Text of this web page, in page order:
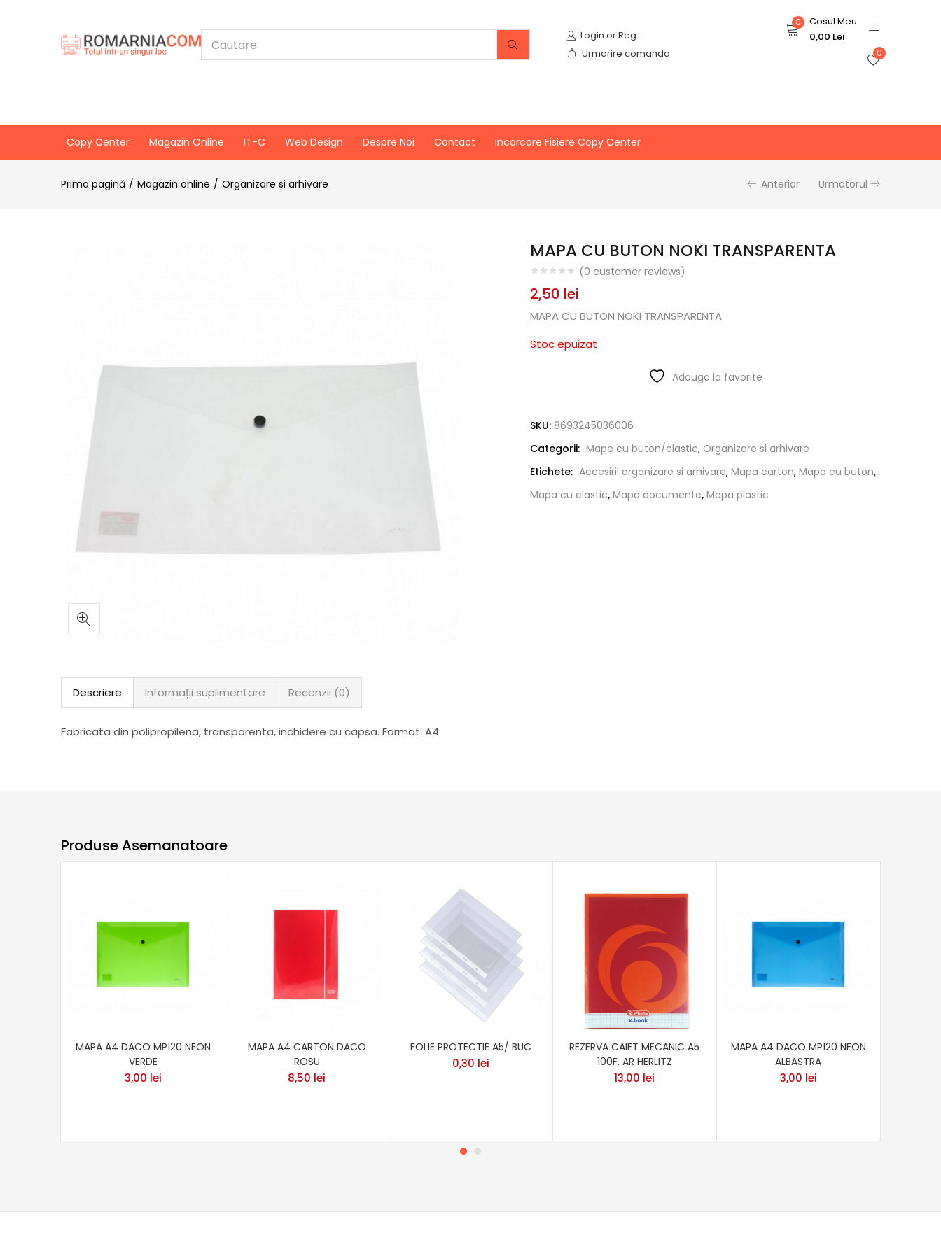
Login or Register
Urmarire comanda
0
Cosul Meu
0,00 Lei
0
Copy Center Magazin Online IT-C Web Design Despre Noi Contact Incarcare Fisiere Copy Center
Prima pagină Magazin online Organizare si arhivare Anterior Urmatorul
MAPA CU BUTON NOKI TRANSPARENTA
(0 customer reviews)
2,50 lei
MAPA CU BUTON NOKI TRANSPARENTA
Stoc epuizat
Adauga la favorite
SKU: 8693245036006
Categorii: Mape cu buton/elastic, Organizare si arhivare
Etichete: Accesirii organizare si arhivare, Mapa carton, Mapa cu buton,
Mapa cu elastic, Mapa documente, Mapa plastic
Descriere Informații suplimentare Recenzii (0)
Fabricata din polipropilena, transparenta, inchidere cu capsa. Format: A4
Produse Asemanatoare
MAPA A4 DACO MP120 NEON
VERDE
3,00 lei
MAPA A4 CARTON DACO
ROSU
8,50 lei
FOLIE PROTECTIE A5/ BUC
0,30 lei
REZERVA CAIET MECANIC A5
100F. AR HERLITZ
13,00 lei
MAPA A4 DACO MP120 NEON
ALBASTRA
3,00 lei